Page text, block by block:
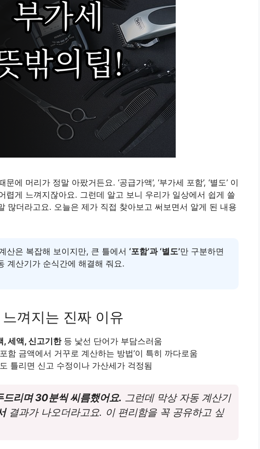
에 머리가 정말 아팠거든요. ‘공급가액’, ‘부가세 포함’, ‘별도’ 이
렵게 느껴지잖아요. 그런데 알고 보니 우리가 일상에서 쉽게 쓸
많더라고요. 오늘은 제가 직접 찾아보고 써보면서 알게 된 내용
산은 복잡해 보이지만, 큰 틀에서 ‘포함’과 ‘별도’만 구분하면
계산기가 순식간에 해결해 줘요.
껴지는 진짜 이유
, 세액, 신고기한등 낯선 단어가 부담스러움
함 금액에서 거꾸로 계산하는 방법’이 특히 까다로움
틀리면 신고 수정이나 가산세가 걱정됨
리며 30분씩 씨름했어요. 그런데 막상 자동 계산기
결과가 나오더라고요. 이 편리함을 꼭 공유하고 싶